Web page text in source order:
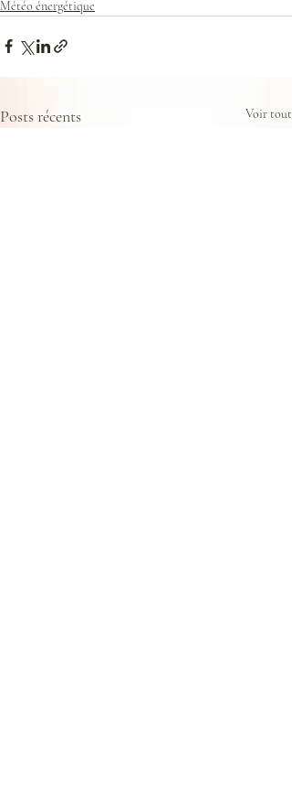
Météo énergétique
Posts récents Voir tout